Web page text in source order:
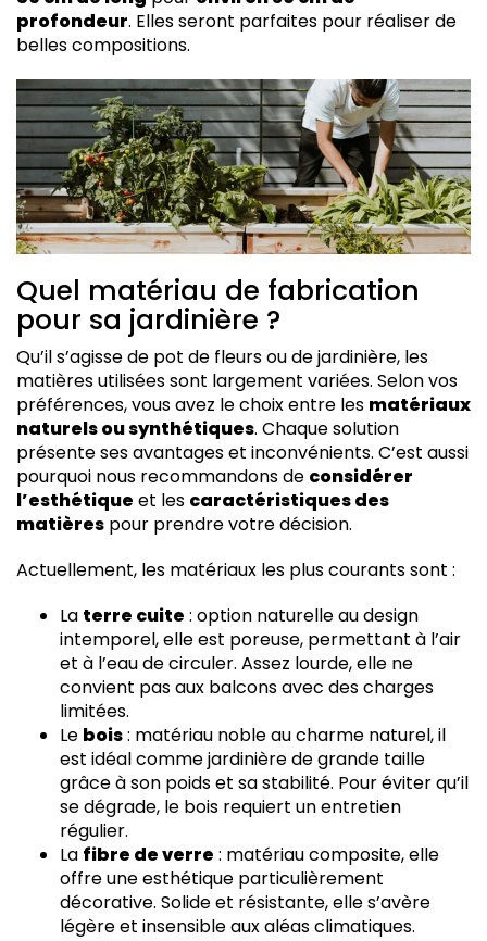
profondeur. Elles seront parfaites pour réaliser de
belles compositions.
Quel matériau de fabrication
pour sa jardinière ?
Qu’il s’agisse de pot de fleurs ou de jardinière, les
matières utilisées sont largement variées. Selon vos
préférences, vous avez le choix entre les matériaux
naturels ou synthétiques. Chaque solution
présente ses avantages et inconvénients. C’est aussi
pourquoi nous recommandons de considérer
l’esthétique et les caractéristiques des
matières pour prendre votre décision.
Actuellement, les matériaux les plus courants sont :
La terre cuite : option naturelle au design
intemporel, elle est poreuse, permettant à l’air
et à l’eau de circuler. Assez lourde, elle ne
convient pas aux balcons avec des charges
limitées.
Le bois: matériau noble au charme naturel, il
est idéal comme jardinière de grande taille
grâce à son poids et sa stabilité. Pour éviter qu’il
se dégrade, le bois requiert un entretien
régulier.
La fibre de verre : matériau composite, elle
offre une esthétique particulièrement
décorative. Solide et résistante, elle s’avère
légère et insensible aux aléas climatiques.